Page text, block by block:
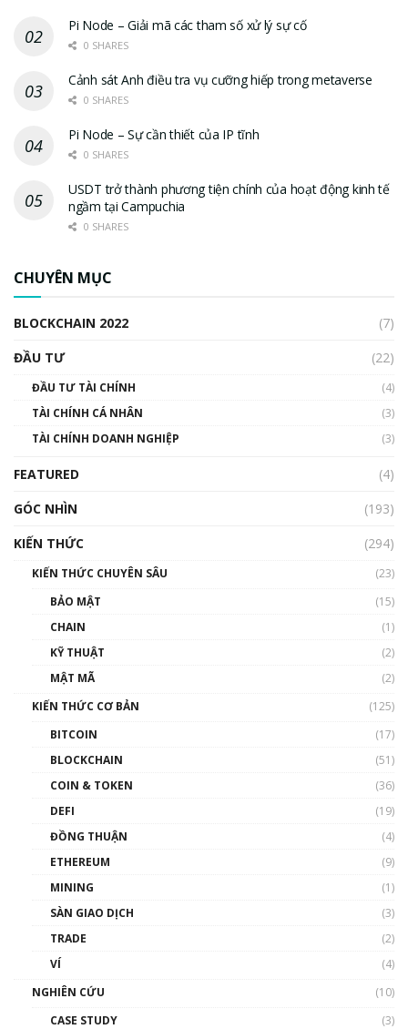
Pi Node – Giải mã các tham số xử lý sự cố
0 SHARES
Cảnh sát Anh điều tra vụ cưỡng hiếp trong metaverse
0 SHARES
Pi Node – Sự cần thiết của IP tĩnh
0 SHARES
USDT trở thành phương tiện chính của hoạt động kinh tế
ngầm tại Campuchia
0 SHARES
CHUYÊN MỤC
BLOCKCHAIN 2022
(7)
ĐẦU TƯ
(22)
ĐẦU TƯ TÀI CHÍNH
(4)
TÀI CHÍNH CÁ NHÂN
(3)
TÀI CHÍNH DOANH NGHIỆP
(3)
FEATURED
(4)
GÓC NHÌN
(193)
KIẾN THỨC
(294)
KIẾN THỨC CHUYÊN SÂU
(23)
BẢO MẬT
(15)
CHAIN
(1)
KỸ THUẬT
(2)
MẬT MÃ
(2)
KIẾN THỨC CƠ BẢN
(125)
BITCOIN
(17)
BLOCKCHAIN
(51)
COIN & TOKEN
(36)
DEFI
(19)
ĐỒNG THUẬN
(4)
ETHEREUM
(9)
MINING
(1)
SÀN GIAO DỊCH
(3)
TRADE
(2)
VÍ
(4)
NGHIÊN CỨU
(10)
CASE STUDY
(3)